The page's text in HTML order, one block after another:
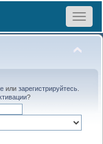
Toggle
или зарегистрируйтесь.
?